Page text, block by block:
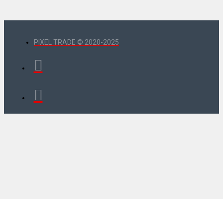
PIXEL TRADE © 2020-2025